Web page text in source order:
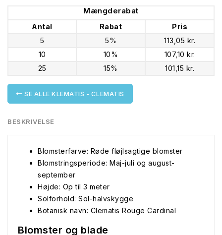
Mængderabat
Antal Rabat
Pris
5
5%
113,05 kr.
10
10%
107,10 kr.
25
15% 101,15 kr.
SE ALLE KLEMATIS - CLEMATIS
BESKRIVELSE
Blomsterfarve: Røde fløjlsagtige blomster
Blomstringsperiode: Maj-juli og august-
september
Højde: Op til 3 meter
Solforhold: Sol-halvskygge
Botanisk navn: Clematis Rouge Cardinal
Blomster og blade